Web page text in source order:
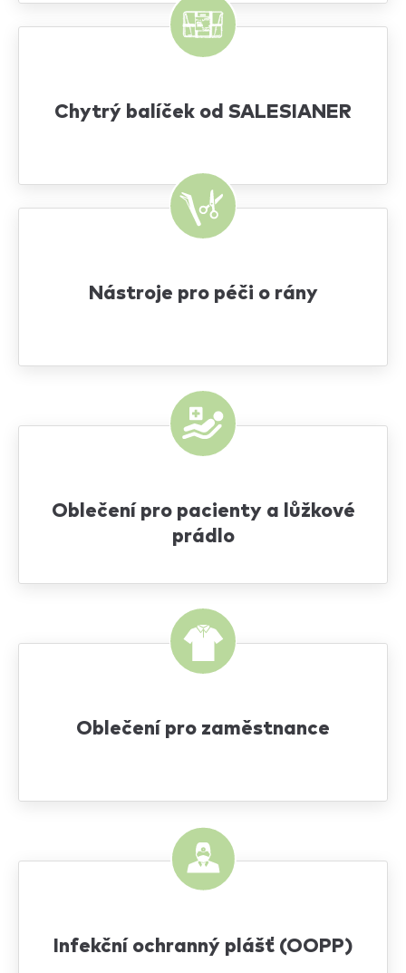
Chytrý balíček od SALESIANER
Nástroje pro péči o rány
Oblečení pro pacienty a lůžkové
prádlo
Oblečení pro zaměstnance
Infekční ochranný plášť (OOPP)